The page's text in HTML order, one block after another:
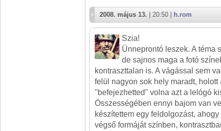
2008. május 13. | 20:50 | h.rom
Szia!
Ünneprontó leszek. A téma
de sajnos maga a fotó
kontraszttalan is. A vágással sem
felül nagyon sok hely maradt, holott
"befejezhetted" volna azt a lelógó
Összességében ennyi bajom van
készítettem egy feldolgozást,
végső formáját színben,